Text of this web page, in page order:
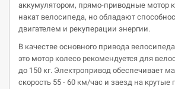
аккумулятором, прямо-приводные мотор
накат велосипеда, но обладают
двигателем и рекуперации энергии.
В качестве основного привода
это мотор колесо рекомендуется для
до 150 кг. Электропривод обеспечивает
скорость 55 - 60 км/час и заезд на